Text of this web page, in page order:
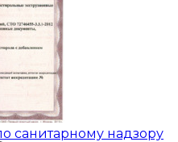
санитарному надзору